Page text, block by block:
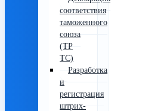
соответствия
таможенного
союза
(ТР
ТС)
Разработка
и
регистрация
штрих-